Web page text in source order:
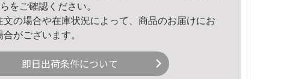
をご確認ください。
の場合や在庫状況によって、商品のお届けにお
がございます。
即日出荷条件について